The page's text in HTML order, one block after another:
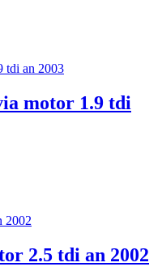
motor 1.9 tdi
2.5 tdi an 2002